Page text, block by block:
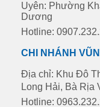
Uyên: Phường
Dương
Hotline:
CHI NHÁNH
Địa chỉ: Khu Đô
Long Hải, Bà Rịa
Hotline: